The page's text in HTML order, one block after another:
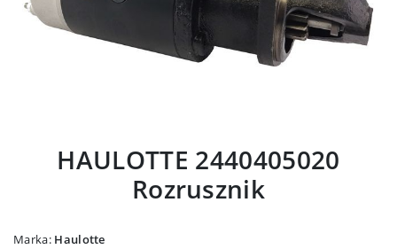
HAULOTTE 2440405020
Rozrusznik
Marka: Haulotte